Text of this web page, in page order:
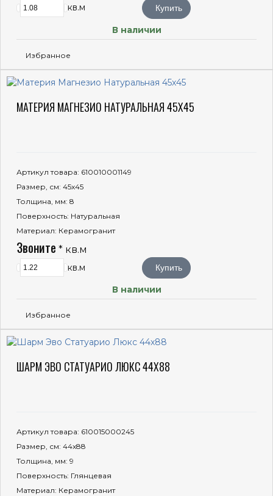
кв.м Купить
В наличии
Избранное
МАТЕРИЯ МАГНЕЗИО НАТУРАЛЬНАЯ 45X45
Артикул товара: 610010001149
Размер, см: 45x45
Толщина, мм: 8
Поверхность: Натуральная
Материал: Керамогранит
Звоните * кв.м
кв.м Купить
В наличии
Избранное
ШАРМ ЭВО СТАТУАРИО ЛЮКС 44Х88
Артикул товара: 610015000245
Размер, см: 44x88
Толщина, мм: 9
Поверхность: Глянцевая
Материал: Керамогранит